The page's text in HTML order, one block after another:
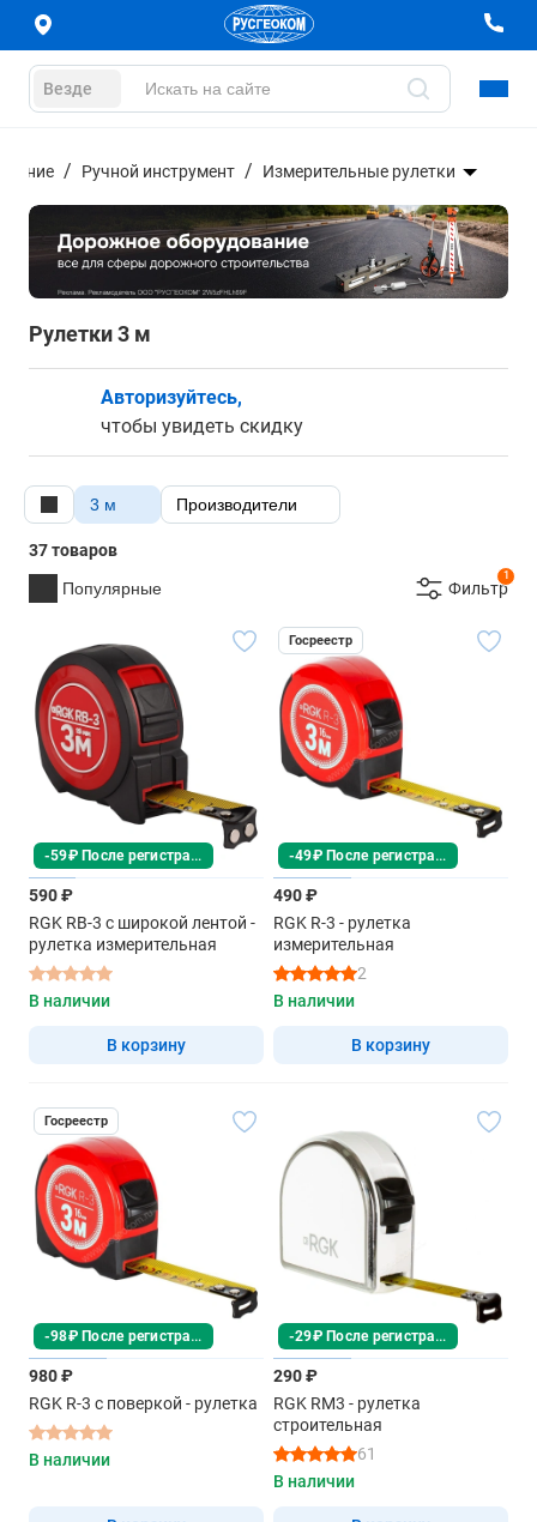
Везде
Ручной инструмент Измерительные рулетки
Рулетки 3 м
Авторизуйтесь,
чтобы увидеть скидку
3 м Производители
37 товаров
Популярные
1
Фильтр
-59₽ После регистрации
590 ₽
RGK RB-3 с широкой лентой -
рулетка измерительная
В наличии
В корзину
Госреестр
-49₽ После регистрации
490 ₽
RGK R-3 - рулетка
измерительная
2
В наличии
В корзину
Госреестр
-98₽ После регистрации
980 ₽
RGK R-3 с поверкой - рулетка
В наличии
-29₽ После регистрации
290 ₽
RGK RM3 - рулетка
строительная
61
В наличии